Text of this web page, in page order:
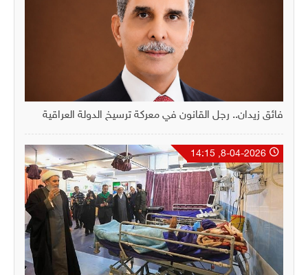
فائق زيدان.. رجل القانون في معركة ترسيخ الدولة العراقية